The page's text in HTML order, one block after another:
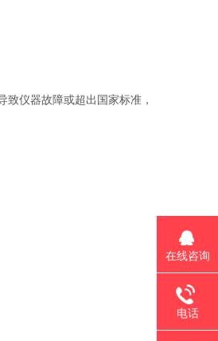
仪器故障或超出国家标准，
在线咨询
电话